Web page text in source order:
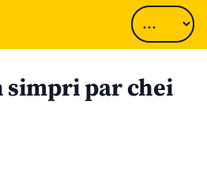
simpri par chei